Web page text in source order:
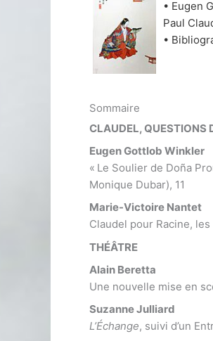
• Eugen
Paul
•
Sommaire
CLAUDEL, QUESTIONS
Eugen Gottlob Winkler
« Le Soulier de Doña
Monique Dubar), 11
Marie-Victoire Nantet
Claudel pour Racine,
THÉÂTRE
Alain Beretta
Une nouvelle mise en
Suzanne Julliard
L’Échange, suivi d’un